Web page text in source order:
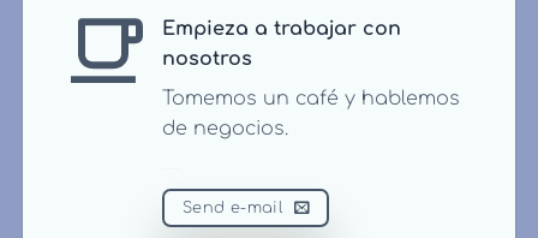
Empieza a trabajar con
nosotros
Tomemos un café y hablemos
de negocios.
Send e-mail